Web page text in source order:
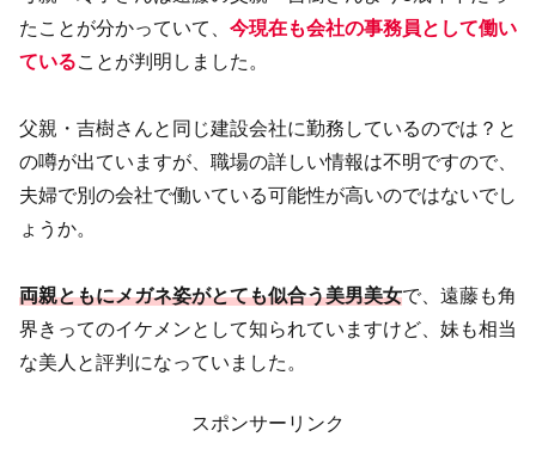
たことが分かっていて、 今現在も会社の事務員として働い
ていることが判明しました。
父親・吉樹さんと同じ建設会社に勤務しているのでは？と
の噂が出ていますが、職場の詳しい情報は不明ですので、
夫婦で別の会社で働いている可能性が高いのではないでし
ょうか。
両親ともにメガネ姿がとても似合う美男美女で、遠藤も角
界きってのイケメンとして知られていますけど、妹も相当
な美人と評判になっていました。
スポンサーリンク